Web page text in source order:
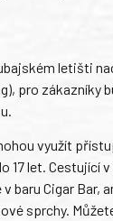
letišti
pro zákazníky
využít
let. Cestující
Cigar Bar,
sprchy.